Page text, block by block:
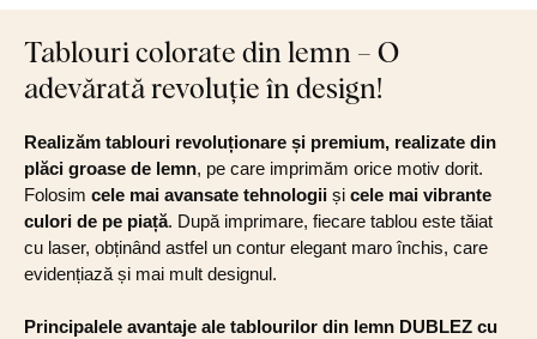
Tablouri colorate din lemn – O
adevărată revoluție în design!
Realizăm tablouri revoluționare și premium, realizate din
plăci groase de lemn, pe care imprimăm orice motiv dorit.
Folosim cele mai avansate tehnologii și cele mai vibrante
culori de pe piață. După imprimare, fiecare tablou este tăiat
cu laser, obținând astfel un contur elegant maro închis, care
evidențiază și mai mult designul.
Principalele avantaje ale tablourilor din lemn DUBLEZ cu